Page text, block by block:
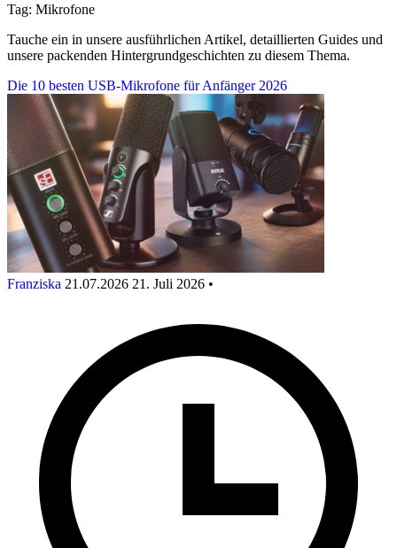
Tag: Mikrofone
Tauche ein in unsere ausführlichen Artikel, detaillierten Guides und
unsere packenden Hintergrundgeschichten zu diesem Thema.
Die 10 besten USB-Mikrofone für Anfänger 2026
Franziska 21.07.2026 21. Juli 2026 •